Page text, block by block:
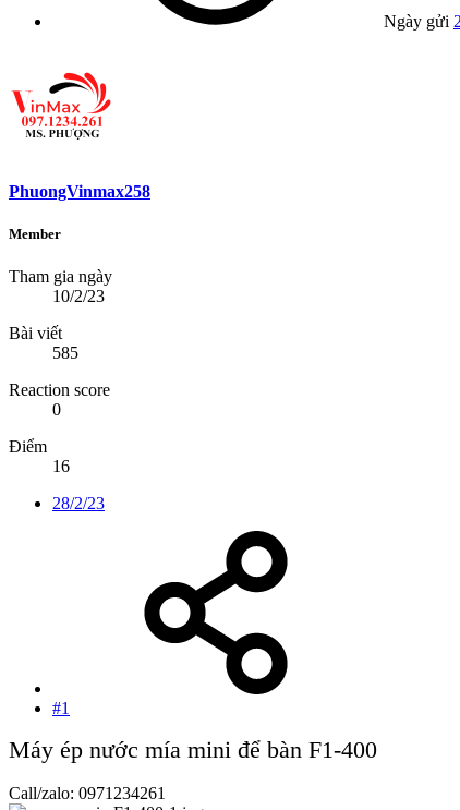
Ngày gửi
PhuongVinmax258
Member
Tham gia ngày
10/2/23
Bài viết
585
Reaction score
0
Điểm
16
28/2/23
#1
Máy ép nước mía mini để bàn F1-400
Call/zalo: 0971234261